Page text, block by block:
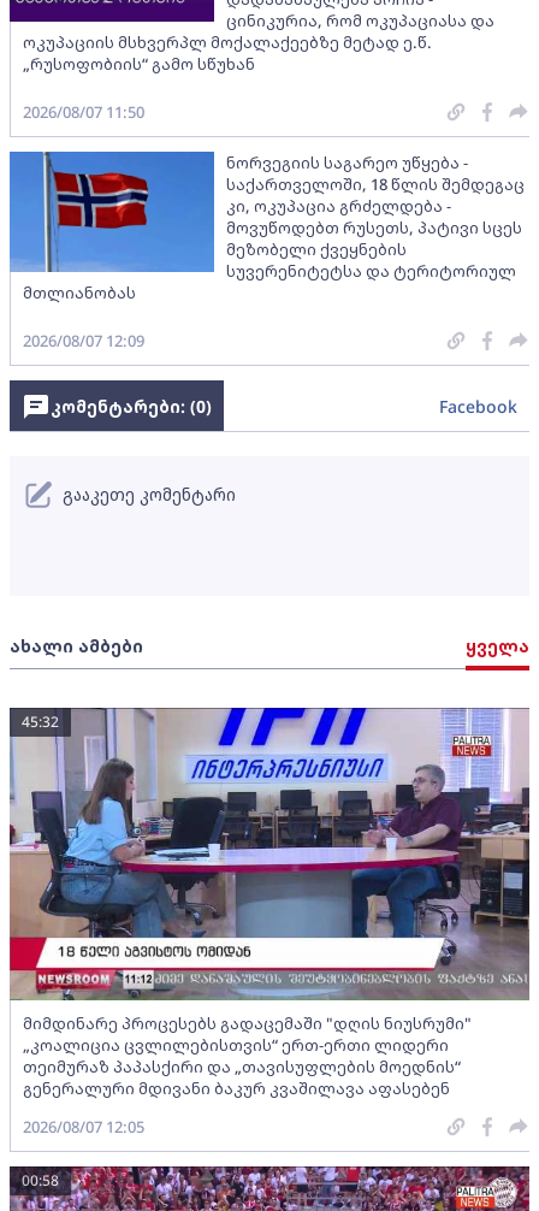
ცინიკურია, რომ ოკუპაციასა და
ოკუპაციის მსხვერპლ მოქალაქეებზე მეტად ე.წ.
„რუსოფობიის“ გამო სწუხან
2026/08/07 11:50
ნორვეგიის საგარეო უწყება -
საქართველოში, 18 წლის შემდეგაც
კი, ოკუპაცია გრძელდება -
მოვუწოდებთ რუსეთს, პატივი სცეს
მეზობელი ქვეყნების
სუვერენიტეტსა და ტერიტორიულ
მთლიანობას
2026/08/07 12:09
ახალი ამბები ყველა
მიმდინარე პროცესებს გადაცემაში "დღის ნიუსრუმი"
„კოალიცია ცვლილებისთვის“ ერთ-ერთი ლიდერი
თეიმურაზ პაპასქირი და „თავისუფლების მოედნის“
გენერალური მდივანი ბაკურ კვაშილავა აფასებენ
45:32
2026/08/07 12:05
00:58
კომენტარები: (0) Facebook
გააკეთე კომენტარი